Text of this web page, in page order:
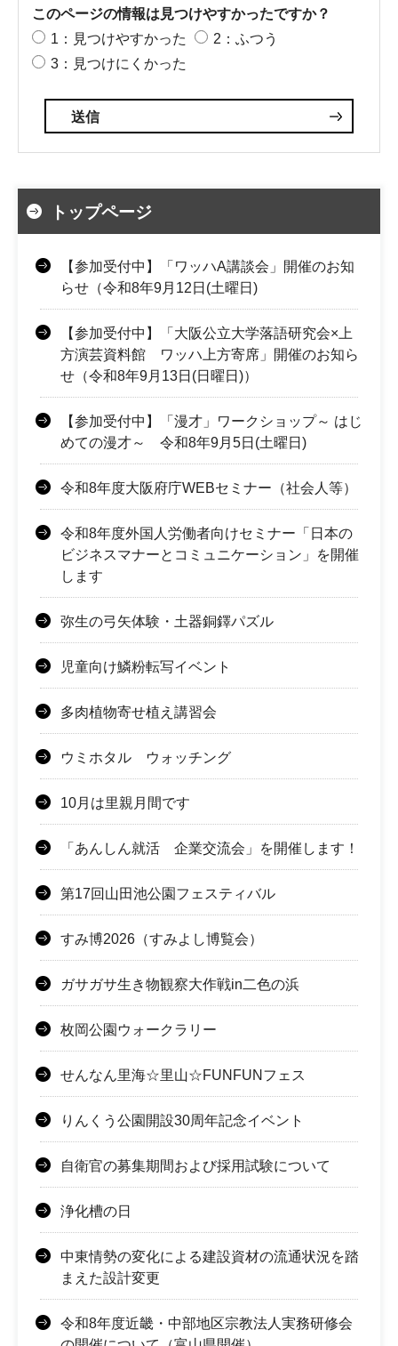
このページの情報は見つけやすかったですか？
1：見つけやすかった
2：ふつう
3：見つけにくかった
トップページ
【参加受付中】「ワッハA講談会」開催のお知
らせ（令和8年9月12日(土曜日)
【参加受付中】「大阪公立大学落語研究会×上
方演芸資料館 ワッハ上方寄席」開催のお知ら
せ（令和8年9月13日(日曜日)）
【参加受付中】「漫才」ワークショップ～ はじ
めての漫才～ 令和8年9月5日(土曜日)
令和8年度大阪府庁WEBセミナー（社会人等）
令和8年度外国人労働者向けセミナー「日本の
ビジネスマナーとコミュニケーション」を開催
します
弥生の弓矢体験・土器銅鐸パズル
児童向け鱗粉転写イベント
多肉植物寄せ植え講習会
ウミホタル ウォッチング
10月は里親月間です
「あんしん就活 企業交流会」を開催します！
第17回山田池公園フェスティバル
すみ博2026（すみよし博覧会）
ガサガサ生き物観察大作戦in二色の浜
枚岡公園ウォークラリー
せんなん里海☆里山☆FUNFUNフェス
りんくう公園開設30周年記念イベント
自衛官の募集期間および採用試験について
浄化槽の日
中東情勢の変化による建設資材の流通状況を踏
まえた設計変更
令和8年度近畿・中部地区宗教法人実務研修会